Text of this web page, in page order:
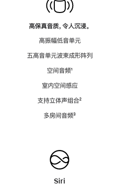
高保真音质，令人沉浸。
高振幅低音单元
五高音单元波束成形阵列
空间音频脚
¹
室内空间感应
支持立体声组合脚
²
多房间音频脚
³
Siri